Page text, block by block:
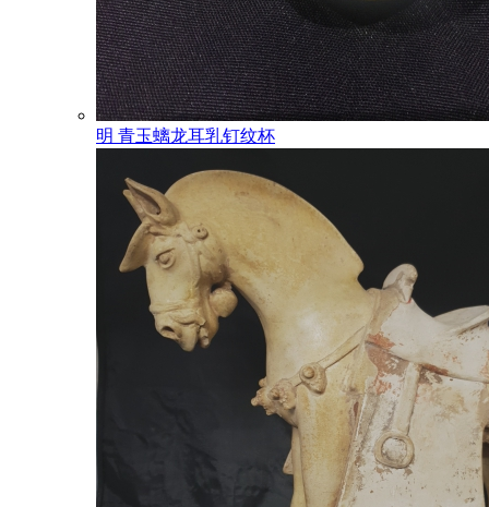
明 青玉螭龙耳乳钉纹杯